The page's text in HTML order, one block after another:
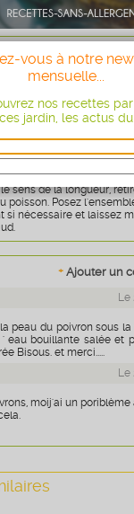
de poisson coupés
de terre en rondelles.
fines.
et la coriandre fraîche
et ajoutez le cube de
sens de la longueur,
poisson. Posez
si nécessaire et laissez
+ Ajouter un
peau du poivron sous
eau bouillante salée et
Bisous. et merci.....
moij'ai un poriblème
vous à notre
mensuelle...
nos recettes
jardin, les actus du
*